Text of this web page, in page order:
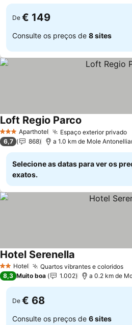
De € 149
Consulte os preços de 8 sites
3 EstrelasAparthotel Espaço exterior privado
Loft Regio Parco
6,7 868 a 1.0 km de Mole
Selecione as datas para ver os
exatos.
2 Estrelas
Hotel Quartos vibrantes e coloridos
Hotel Serenella
8,3 Muito boa 1.002 a 0.2 km de
De € 68
Consulte os preços de 6 sites